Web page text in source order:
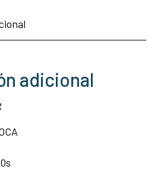
adicional